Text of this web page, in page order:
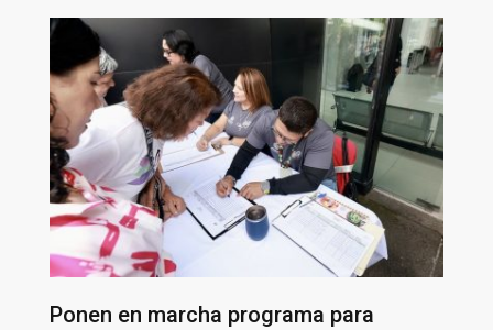
Ponen en marcha programa para